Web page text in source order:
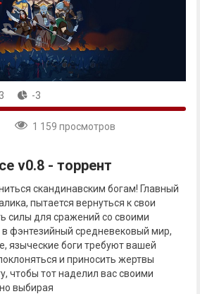
3 -3
1 159 просмотров
v0.8 - торрент
скандинавским богам! Главный
пытается вернуться к свои
силы для сражений со своими
в фэнтезийный средневековый мир,
языческие боги требуют вашей
и приносить жертвы
чтобы тот наделил вас своими
выбирая